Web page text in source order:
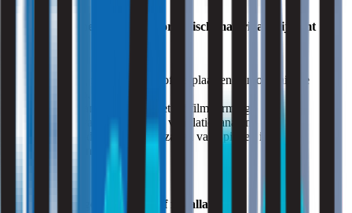
Bij werkzaamheden waarbij organisch materiaal vrijkomt
schudden, zeven, storten of verplaatsen van organische
openen van installaties met biofilmvorming,
reinigen van proceslijn en ventilatiekanalen.
Open handelingen veroorzaken vaak pieken in de
blootstelling.
Bij veranderingen in proces of installatie